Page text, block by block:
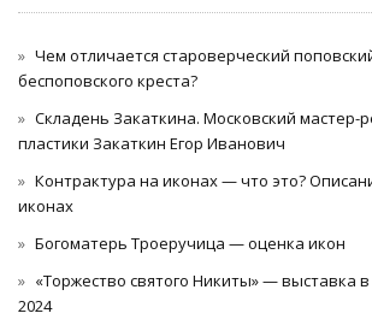
Чем отличается староверческий
беспоповского креста?
Складень Закаткина. Московский мастер-
пластики Закаткин Егор Иванович
Контрактура на иконах — что это?
иконах
Богоматерь Троеручица — оценка икон
«Торжество святого Никиты» — выставка
2024